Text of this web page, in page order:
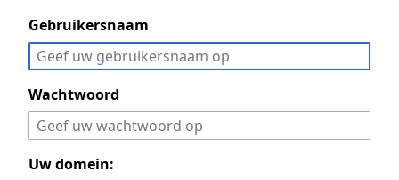
Gebruikersnaam
Wachtwoord
Uw domein: